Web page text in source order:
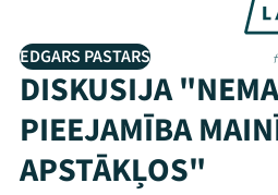
EDGARS PASTARS
DISKUSIJA
PIEEJAMĪBA
APSTĀKĻOS"